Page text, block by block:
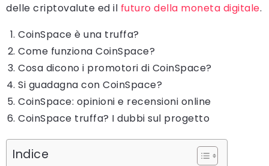
delle criptovalute ed il futuro della moneta digitale.
CoinSpace è una truffa?
Come funziona CoinSpace?
Cosa dicono i promotori di CoinSpace?
Si guadagna con CoinSpace?
CoinSpace: opinioni e recensioni online
CoinSpace truffa? I dubbi sul progetto
Indice